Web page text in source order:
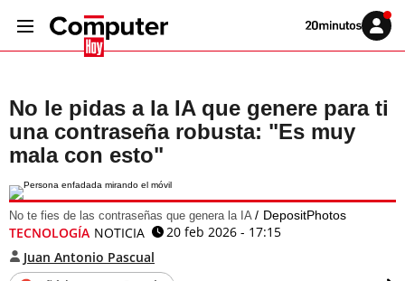
Volver
Iniciar
sesión
No le pidas a la IA que genere para ti
una contraseña robusta: "Es muy
mala con esto"
No te fies de las contraseñas que genera la IA DepositPhotos
TECNOLOGÍA NOTICIA
20 feb 2026 - 17:15
Juan Antonio Pascual